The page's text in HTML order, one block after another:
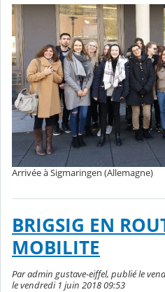
Arrivée à Sigmaringen (Allemagne)
BRIGSIG EN
MOBILITE
Par admin gustave-eiffel, publié le
le vendredi 1 juin 2018 09:53